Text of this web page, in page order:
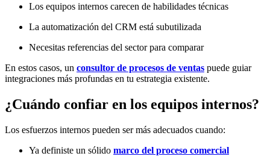
Los equipos internos carecen de habilidades técnicas
La automatización del CRM está subutilizada
Necesitas referencias del sector para comparar
En estos casos, un consultor de procesos de ventas puede guiar
integraciones más profundas en tu estrategia existente.
¿Cuándo confiar en los equipos internos?
Los esfuerzos internos pueden ser más adecuados cuando:
Ya definiste un sólido marco del proceso comercial